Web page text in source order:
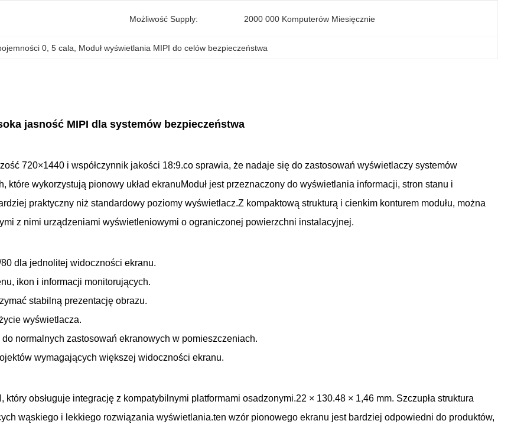
Możliwość Supply: 2000 000 Komputerów Miesięcznie
0 , 5 cala Moduł wyświetlania MIPI do celów bezpieczeństwa
jasność MIPI dla systemów bezpieczeństwa
720×1440 i współczynnik jakości 18:9.co sprawia, że nadaje się do zastosowań wyświetlaczy systemów
wykorzystują pionowy układ ekranuModuł jest przeznaczony do wyświetlania informacji, stron stanu i
praktyczny niż standardowy poziomy wyświetlacz.Z kompaktową strukturą i cienkim konturem modułu, można
z nimi urządzeniami wyświetleniowymi o ograniczonej powierzchni instalacyjnej.
dla jednolitej widoczności ekranu.
ikon i informacji monitorujących.
stabilną prezentację obrazu.
wyświetlacza.
normalnych zastosowań ekranowych w pomieszczeniach.
wymagających większej widoczności ekranu.
obsługuje integrację z kompatybilnymi platformami osadzonymi.22 × 130.48 × 1,46 mm. Szczupła struktura
wąskiego i lekkiego rozwiązania wyświetlania.ten wzór pionowego ekranu jest bardziej odpowiedni do produktów,